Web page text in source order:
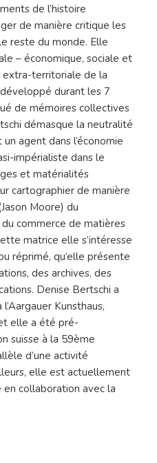
de l’histoire
de manière critique les
reste du monde. Elle
– économique, sociale et
extra-territoriale de la
durant les 7
de mémoires collectives
démasque la neutralité
agent dans l’économie
impérialiste dans le
et matérialités
cartographier de manière
Moore) du
commerce de matières
matrice elle s’intéresse
réprimé, qu’elle présente
des archives, des
Denise Bertschi a
Kunsthaus,
elle a été pré-
suisse à la 59ème
d’une activité
elle est actuellement
en collaboration avec la